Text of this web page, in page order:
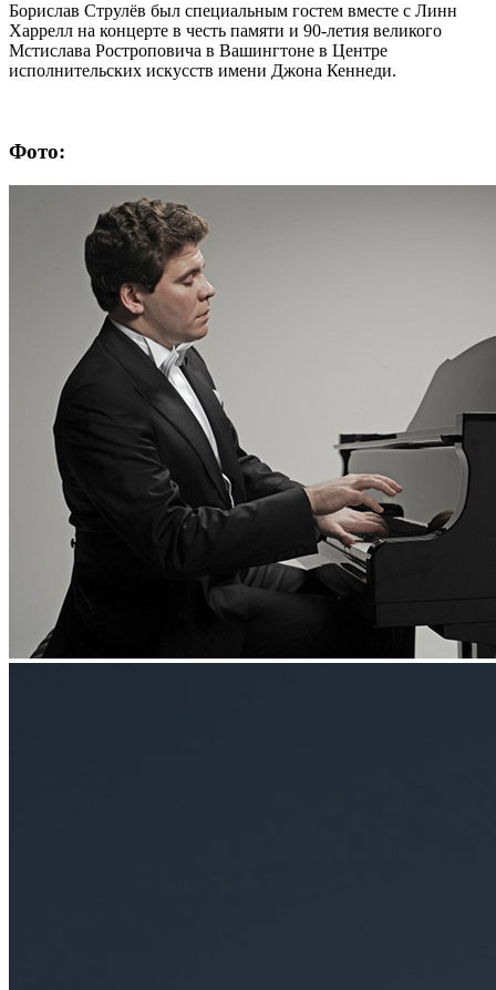
Борислав Струлёв был специальным гостем вместе с Линн
Харрелл на концерте в честь памяти и 90-летия великого
Мстислава Ростроповича в Вашингтоне в Центре
исполнительских искусств имени Джона Кеннеди.
Фото: